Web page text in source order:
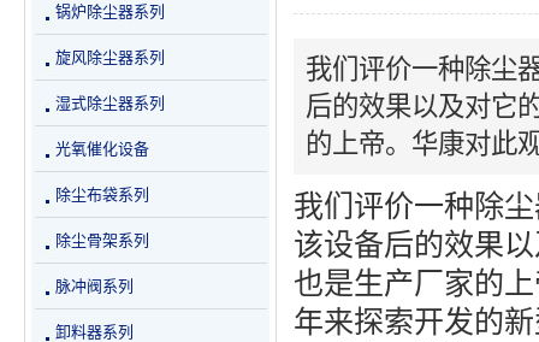
我们评价一种除尘
后的效果以及对它
的上帝。华康对此
我们评价一种除
该设备后的效果
也是生产厂家的
年来探索开发的
锅炉除尘器系列
旋风除尘器系列
湿式除尘器系列
光氧催化设备
除尘布袋系列
除尘骨架系列
脉冲阀系列
卸料器系列